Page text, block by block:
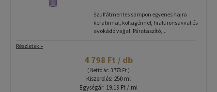
Szulfátmentes sampon egyenes hajra
keratinnal, kollagénnel, hialuronsavval és
avokádó vajjal. Párataszító,...
Részletek »
4 798 Ft / db
( Nettó ár: 3 778 Ft )
Kiszerelés: 250 ml
Egységár: 19.19 Ft / ml